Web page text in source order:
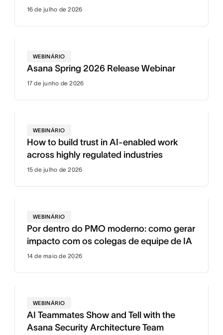
16 de julho de 2026
WEBINÁRIO
Asana Spring 2026 Release Webinar
17 de junho de 2026
WEBINÁRIO
How to build trust in AI-enabled work
across highly regulated industries
15 de julho de 2026
WEBINÁRIO
Por dentro do PMO moderno: como gerar
impacto com os colegas de equipe de IA
14 de maio de 2026
WEBINÁRIO
AI Teammates Show and Tell with the
Asana Security Architecture Team